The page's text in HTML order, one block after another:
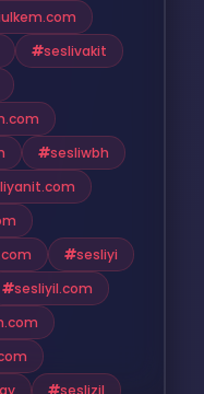
seslivakit
sesliwbh
sesliyi
sesliyil.com
seslizil